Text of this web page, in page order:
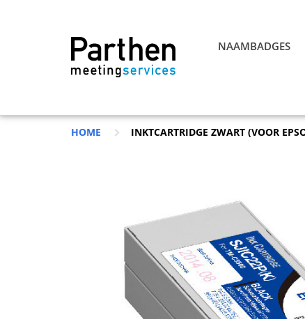
NAAMBADGES
HOME INKTCARTRIDGE ZWART (VOOR